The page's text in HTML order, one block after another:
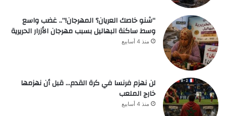
“شنو خاصك العريان؟ المهرجان!”.. غضب واسع
وسط ساكنة البهاليل بسبب مهرجان الأزرار الحريرية
منذ 4 أسابيع
لن نهزم فرنسا في كرة القدم… قبل أن نهزمها
خارج الملعب
منذ 4 أسابيع